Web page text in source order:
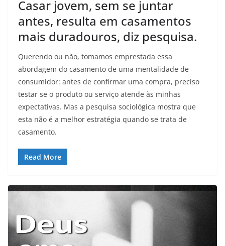
Casar jovem, sem se juntar
antes, resulta em casamentos
mais duradouros, diz pesquisa.
Querendo ou não, tomamos emprestada essa
abordagem do casamento de uma mentalidade de
consumidor: antes de confirmar uma compra, preciso
testar se o produto ou serviço atende às minhas
expectativas. Mas a pesquisa sociológica mostra que
esta não é a melhor estratégia quando se trata de
casamento.
Read More